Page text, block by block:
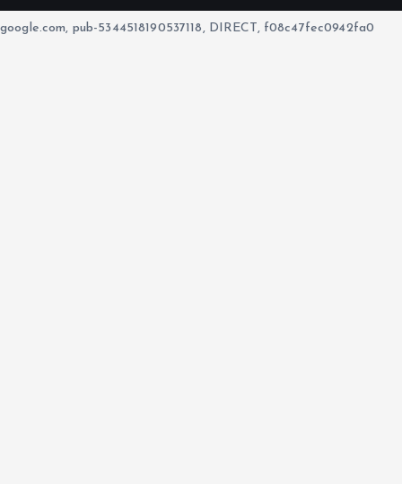
google.com, pub-5344518190537118, DIRECT, f08c47fec0942fa0